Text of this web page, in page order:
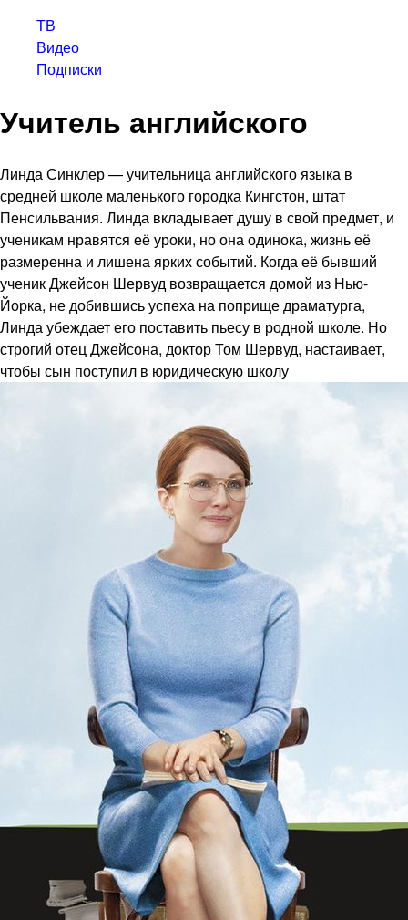
ТВ
Видео
Подписки
Учитель английского
Линда Синклер — учительница английского языка в
средней школе маленького городка Кингстон, штат
Пенсильвания. Линда вкладывает душу в свой предмет, и
ученикам нравятся её уроки, но она одинока, жизнь её
размеренна и лишена ярких событий. Когда её бывший
ученик Джейсон Шервуд возвращается домой из Нью-
Йорка, не добившись успеха на поприще драматурга,
Линда убеждает его поставить пьесу в родной школе. Но
строгий отец Джейсона, доктор Том Шервуд, настаивает,
чтобы сын поступил в юридическую школу